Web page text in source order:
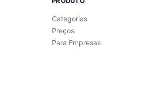
Categorias
Preços
Para Empresas